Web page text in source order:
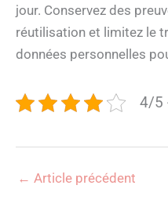
jour. Conservez des
réutilisation et limitez le
données personnelles
4/5
← Article précédent